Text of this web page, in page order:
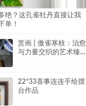
绝？这孔雀牡丹直接让我
单！
赏画 | 傲雀寒枝：治愈
与力量交织的艺术臻
22*33喜事连连手绘摆
台作品